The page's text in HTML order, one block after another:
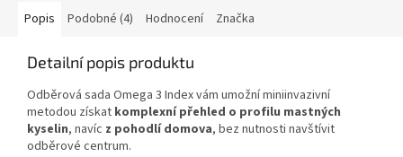
Popis Podobné (4) Hodnocení Značka
Detailní popis produktu
Odběrová sada Omega 3 Index vám umožní miniinvazivní
metodou získat komplexní přehled o profilu mastných
kyselin, navíc z pohodlí domova, bez nutnosti navštívit
odběrové centrum.